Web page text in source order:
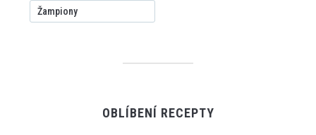
Žampiony
OBLÍBENÍ RECEPTY